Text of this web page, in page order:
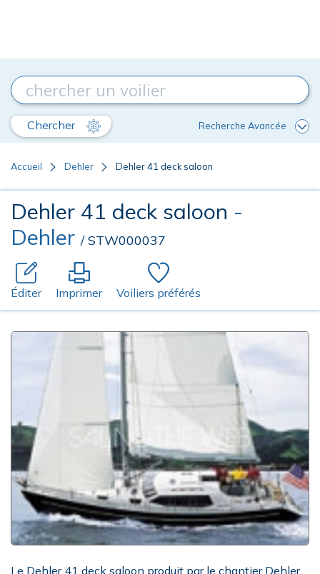
Chercher Recherche Avancée
Accueil Dehler Dehler 41 deck saloon
Dehler 41 deck saloon -
Dehler / STW000037
Éditer Imprimer Voiliers préférés
Le Dehler 41 deck saloon produit par le chantier Dehler